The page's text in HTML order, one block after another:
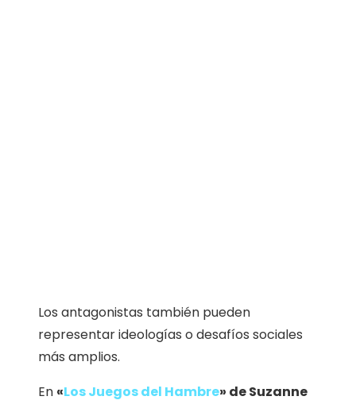
Los antagonistas también pueden
representar ideologías o desafíos sociales
más amplios.
En «Los Juegos del Hambre» de Suzanne